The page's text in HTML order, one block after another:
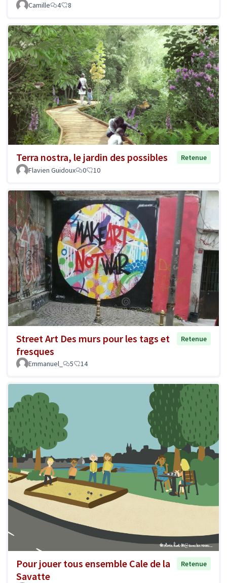
Camille
4 8
Terra nostra, le jardin des possibles
Retenue
Flavien Guidoux
0 10
Street Art Des murs pour les tags et
fresques
Retenue
Emmanuel_ 5 14
Pour jouer tous ensemble Cale de la
Savatte
Retenue